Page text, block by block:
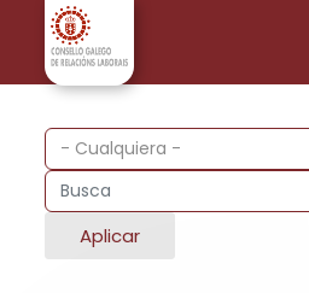
Pasar al contenido principal
Aplicar